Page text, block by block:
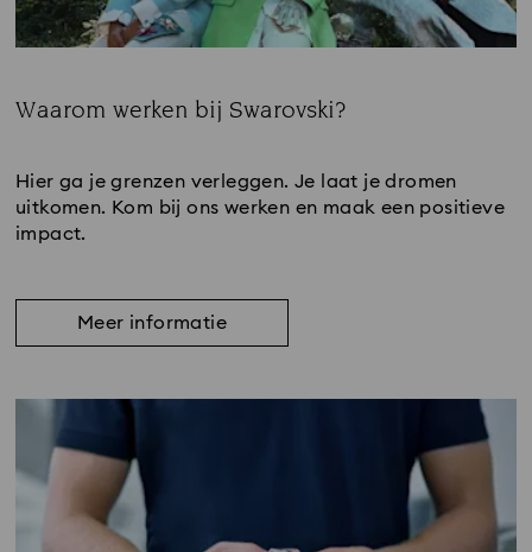
Waarom werken bij Swarovski?
Hier ga je grenzen verleggen. Je laat je dromen
uitkomen. Kom bij ons werken en maak een positieve
impact.
Meer informatie